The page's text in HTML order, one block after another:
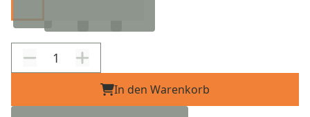
In den Warenkorb